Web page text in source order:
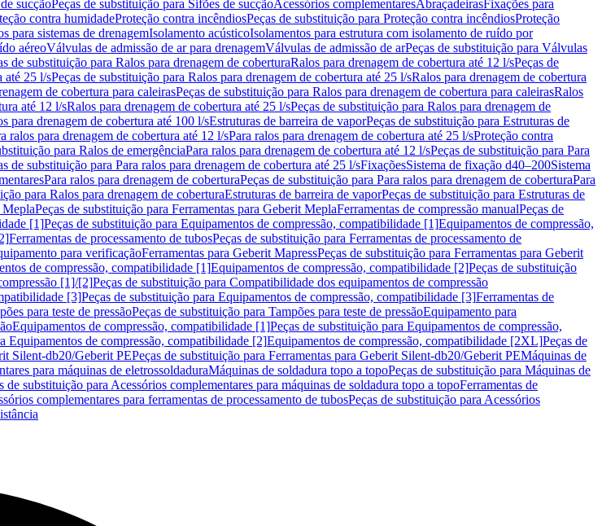
sucçãoPeças de substituição para Sifões de sucçãoAcessórios complementaresAbraçadeirasFixações para
contra humidadeProteção contra incêndiosPeças de substituição para Proteção contra incêndiosProteção
para sistemas de drenagemIsolamento acústicoIsolamentos para estrutura com isolamento de ruído por
aéreoVálvulas de admissão de ar para drenagemVálvulas de admissão de arPeças de substituição para Válvulas
de substituição para Ralos para drenagem de coberturaRalos para drenagem de cobertura até 12 l/sPeças de
até 25 l/sPeças de substituição para Ralos para drenagem de cobertura até 25 l/sRalos para drenagem de cobertura
de cobertura para caleirasPeças de substituição para Ralos para drenagem de cobertura para caleirasRalos
até 12 l/sRalos para drenagem de cobertura até 25 l/sPeças de substituição para Ralos para drenagem de
para drenagem de cobertura até 100 l/sEstruturas de barreira de vaporPeças de substituição para Estruturas de
ralos para drenagem de cobertura até 12 l/sPara ralos para drenagem de cobertura até 25 l/sProteção contra
para Ralos de emergênciaPara ralos para drenagem de cobertura até 12 l/sPeças de substituição para Para
de substituição para Para ralos para drenagem de cobertura até 25 l/sFixaçõesSistema de fixação d40–200Sistema
Para ralos para drenagem de coberturaPeças de substituição para Para ralos para drenagem de coberturaPara
para Ralos para drenagem de coberturaEstruturas de barreira de vaporPeças de substituição para Estruturas de
MeplaPeças de substituição para Ferramentas para Geberit MeplaFerramentas de compressão manualPeças de
[1]Peças de substituição para Equipamentos de compressão, compatibilidade [1]Equipamentos de compressão,
Ferramentas de processamento de tubosPeças de substituição para Ferramentas de processamento de
para verificaçãoFerramentas para Geberit MapressPeças de substituição para Ferramentas para Geberit
de compressão, compatibilidade [1]Equipamentos de compressão, compatibilidade [2]Peças de substituição
[1]/[2]Peças de substituição para Compatibilidade dos equipamentos de compressão
[3]Peças de substituição para Equipamentos de compressão, compatibilidade [3]Ferramentas de
para teste de pressãoPeças de substituição para Tampões para teste de pressãoEquipamento para
Equipamentos de compressão, compatibilidade [1]Peças de substituição para Equipamentos de compressão,
Equipamentos de compressão, compatibilidade [2]Equipamentos de compressão, compatibilidade [2XL]Peças de
Silent-db20/Geberit PEPeças de substituição para Ferramentas para Geberit Silent-db20/Geberit PEMáquinas de
para máquinas de eletrossoldaduraMáquinas de soldadura topo a topoPeças de substituição para Máquinas de
de substituição para Acessórios complementares para máquinas de soldadura topo a topoFerramentas de
complementares para ferramentas de processamento de tubosPeças de substituição para Acessórios